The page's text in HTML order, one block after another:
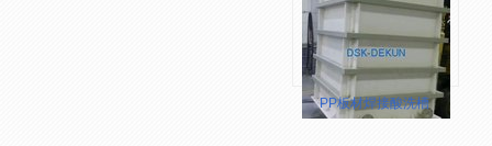
PP板材焊接酸洗槽